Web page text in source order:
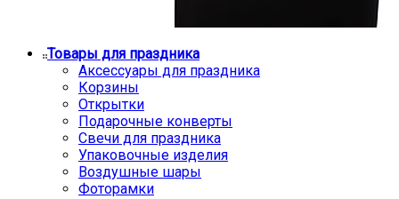
Товары для праздника
Аксессуары для праздника
Корзины
Открытки
Подарочные конверты
Свечи для праздника
Упаковочные изделия
Воздушные шары
Фоторамки